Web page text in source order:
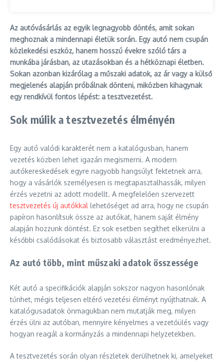
Az autóvásárlás az egyik legnagyobb döntés, amit sokan
meghoznak a mindennapi életük során. Egy autó nem csupán
közlekedési eszköz, hanem hosszú évekre szóló társ a
munkába járásban, az utazásokban és a hétköznapi életben.
Sokan azonban kizárólag a műszaki adatok, az ár vagy a külső
megjelenés alapján próbálnak dönteni, miközben kihagynak
egy rendkívül fontos lépést: a tesztvezetést.
Sok múlik a tesztvezetés élményén
Egy autó valódi karakterét nem a katalógusban, hanem
vezetés közben lehet igazán megismerni. A modern
autókereskedések egyre nagyobb hangsúlyt fektetnek arra,
hogy a vásárlók személyesen is megtapasztalhassák, milyen
érzés vezetni az adott modellt. A megfelelően szervezett
tesztvezetés új autókkal lehetőséget ad arra, hogy ne csupán
papíron hasonlítsuk össze az autókat, hanem saját élmény
alapján hozzunk döntést. Ez sok esetben segíthet elkerülni a
későbbi csalódásokat és biztosabb választást eredményezhet.
Az autó több, mint műszaki adatok összessége
Két autó a specifikációk alapján sokszor nagyon hasonlónak
tűnhet, mégis teljesen eltérő vezetési élményt nyújthatnak. A
katalógusadatok önmagukban nem mutatják meg, milyen
érzés ülni az autóban, mennyire kényelmes a vezetőülés vagy
hogyan reagál a kormányzás a mindennapi helyzetekben.
A tesztvezetés során olyan részletek derülhetnek ki, amelyeket